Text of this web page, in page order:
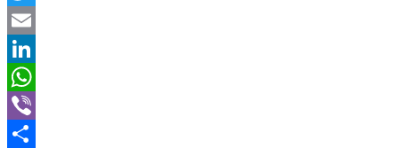
Twitter
Email
LinkedIn
WhatsApp
Viber